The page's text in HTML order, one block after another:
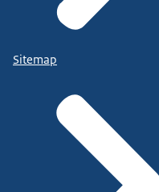
Sitemap